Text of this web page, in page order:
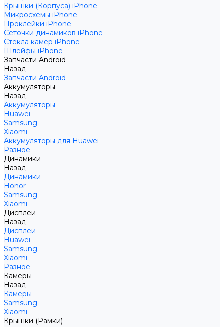
Крышки (Корпуса) iPhone
Микросхемы iPhone
Проклейки iPhone
Сеточки динамиков iPhone
Стекла камер iPhone
Шлейфы iPhone
Запчасти Android
Назад
Запчасти Android
Аккумуляторы
Назад
Аккумуляторы
Huawei
Samsung
Xiaomi
Аккумуляторы для Huawei
Разное
Динамики
Назад
Динамики
Honor
Samsung
Xiaomi
Дисплеи
Назад
Дисплеи
Huawei
Samsung
Xiaomi
Разное
Камеры
Назад
Камеры
Samsung
Xiaomi
Крышки (Рамки)